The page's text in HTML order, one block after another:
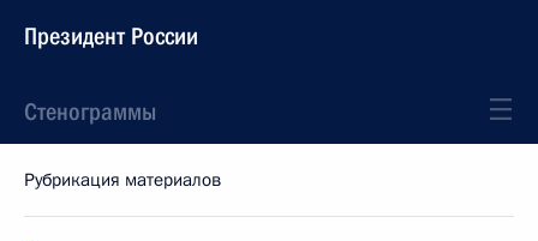
Президент России
Стенограммы
Рубрикация материалов